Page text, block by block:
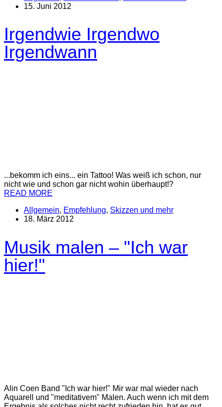
15. Juni 2012
Irgendwie Irgendwo
Irgendwann
...bekomm ich eins... ein Tattoo! Was weiß ich schon, nur
nicht wie und schon gar nicht wohin überhaupt!?
READ MORE
Allgemein, Empfehlung, Skizzen und mehr
18. März 2012
Musik malen – "Ich war
hier!"
Alin Coen Band "Ich war hier!" Mir war mal wieder nach
Aquarell und "meditativem" Malen. Auch wenn ich mit dem